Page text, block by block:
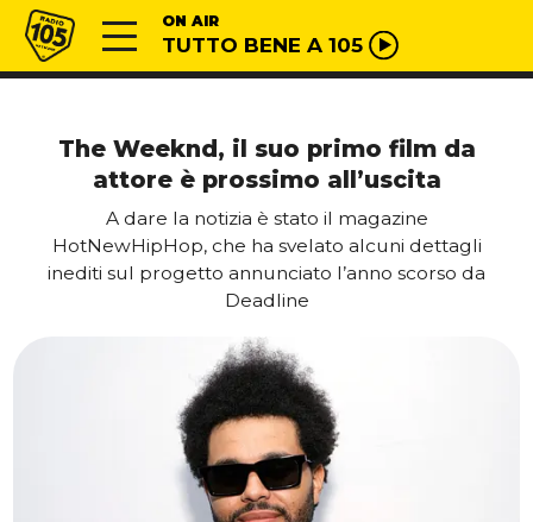
Vai al contenuto
Radio 105 ON AIR
TUTTO BENE A 105
The Weeknd, il suo primo film da
attore è prossimo all’uscita
A dare la notizia è stato il magazine
HotNewHipHop, che ha svelato alcuni dettagli
inediti sul progetto annunciato l’anno scorso da
Deadline